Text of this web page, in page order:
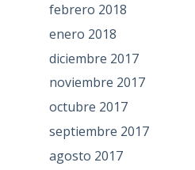
febrero 2018
enero 2018
diciembre 2017
noviembre 2017
octubre 2017
septiembre 2017
agosto 2017